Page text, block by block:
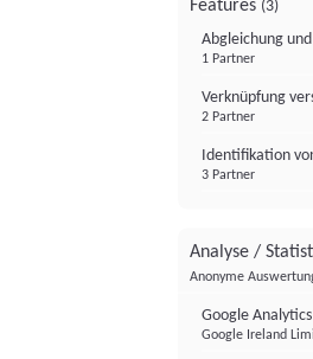
Features (3)
Abgleichung
1 Partner
Verknüpfung
2 Partner
Identifikation
3 Partner
Analyse /
Anonyme
Google Analytics
Google Ireland